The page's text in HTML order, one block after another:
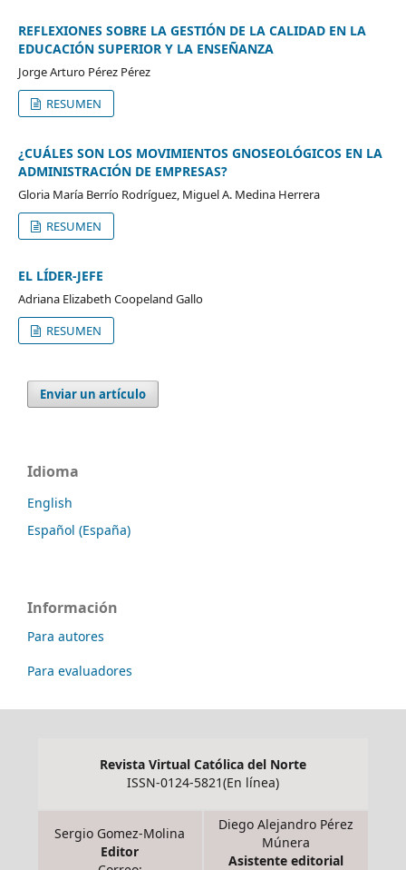
REFLEXIONES SOBRE LA GESTIÓN DE LA CALIDAD EN LA
EDUCACIÓN SUPERIOR Y LA ENSEÑANZA
Jorge Arturo Pérez Pérez
RESUMEN
¿CUÁLES SON LOS MOVIMIENTOS GNOSEOLÓGICOS EN LA
ADMINISTRACIÓN DE EMPRESAS?
Gloria María Berrío Rodríguez, Miguel A. Medina Herrera
RESUMEN
EL LÍDER-JEFE
Adriana Elizabeth Coopeland Gallo
RESUMEN
Enviar un artículo
Idioma
English
Español (España)
Información
Para autores
Para evaluadores
Revista Virtual Católica del Norte
ISSN-0124-5821(En línea)
Sergio Gomez-Molina
Editor
Diego Alejandro Pérez
Múnera
Asistente editorial